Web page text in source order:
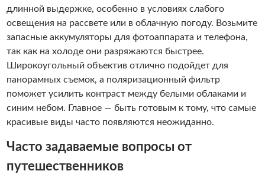
длинной выдержке, особенно в условиях слабого
освещения на рассвете или в облачную погоду. Возьмите
запасные аккумуляторы для фотоаппарата и телефона,
так как на холоде они разряжаются быстрее.
Широкоугольный объектив отлично подойдет для
панорамных съемок, а поляризационный фильтр
поможет усилить контраст между белыми облаками и
синим небом. Главное — быть готовым к тому, что самые
красивые виды часто появляются неожиданно.
Часто задаваемые вопросы от
путешественников